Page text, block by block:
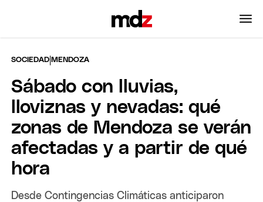
SOCIEDAD |MENDOZA
Sábado con lluvias,
lloviznas y nevadas: qué
zonas de Mendoza se verán
afectadas y a partir de qué
hora
Desde Contingencias Climáticas anticiparon